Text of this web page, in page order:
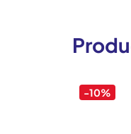
-10%